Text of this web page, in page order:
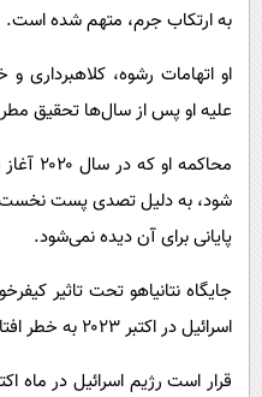
به ارتکاب جرم، متهم شده است.
علیه او پس از سال‌ها تحقیق
شود، به دلیل تصدی پست نخست
پایانی برای آن دیده نمی‌شود.
جایگاه نتانیاهو تحت تاثیر
اسرائیل در اکتبر ۲۰۲۳ به خطر افتاده است.
قرار است رژیم اسرائیل در ماه